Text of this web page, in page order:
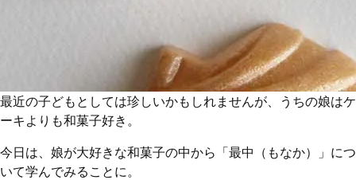
最近の子どもとしては珍しいかもしれませんが、うちの娘はケ
ーキよりも和菓子好き。
今日は、娘が大好きな和菓子の中から「最中（もなか）」につ
いて学んでみることに。